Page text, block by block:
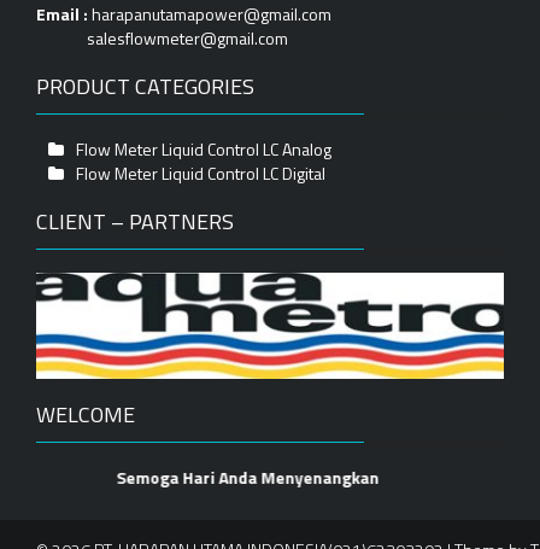
Email :harapanutamapower@gmail.com
salesflowmeter@gmail.com
PRODUCT CATEGORIES
Flow Meter Liquid Control LC Analog
Flow Meter Liquid Control LC Digital
CLIENT – PARTNERS
WELCOME
Semoga Hari Anda Menyenangkan